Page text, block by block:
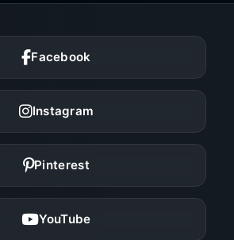
Facebook
Instagram
Pinterest
YouTube